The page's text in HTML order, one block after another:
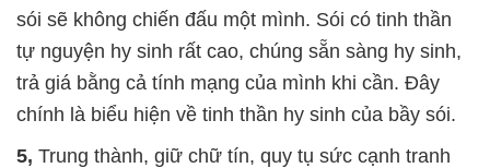
sói sẽ không chiến đấu một mình. Sói có tinh thần
tự nguyện hy sinh rất cao, chúng sẵn sàng hy sinh,
trả giá bằng cả tính mạng của mình khi cần. Đây
chính là biểu hiện về tinh thần hy sinh của bầy sói.
5, Trung thành, giữ chữ tín, quy tụ sức cạnh tranh